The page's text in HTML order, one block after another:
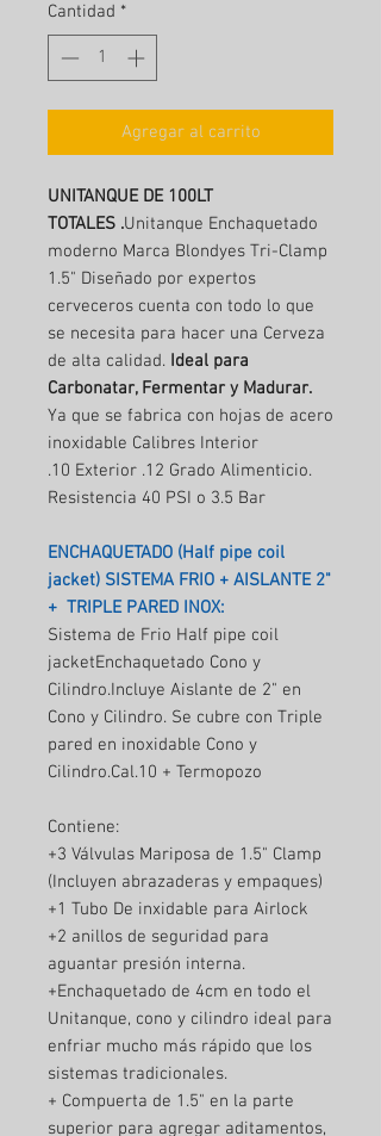
Cantidad *
Agregar al carrito
UNITANQUE DE 100LT
TOTALES .Unitanque Enchaquetado
moderno Marca Blondyes Tri-Clamp
1.5" Diseñado por expertos
cerveceros cuenta con todo lo que
se necesita para hacer una Cerveza
de alta calidad. Ideal para
Carbonatar, Fermentar y Madurar.
Ya que se fabrica con hojas de acero
inoxidable Calibres Interior
.10 Exterior .12 Grado Alimenticio.
Resistencia 40 PSI o 3.5 Bar
ENCHAQUETADO (Half pipe coil
jacket) SISTEMA FRIO + AISLANTE 2"
+ TRIPLE PARED INOX:
Sistema de Frio Half pipe coil
jacketEnchaquetado Cono y
Cilindro.Incluye Aislante de 2" en
Cono y Cilindro. Se cubre con Triple
pared en inoxidable Cono y
Cilindro.Cal.10 + Termopozo
Contiene:
+3 Válvulas Mariposa de 1.5" Clamp
(Incluyen abrazaderas y empaques)
+1 Tubo De inxidable para Airlock
+2 anillos de seguridad para
aguantar presión interna.
+Enchaquetado de 4cm en todo el
Unitanque, cono y cilindro ideal para
enfriar mucho más rápido que los
sistemas tradicionales.
+ Compuerta de 1.5" en la parte
superior para agregar aditamentos,